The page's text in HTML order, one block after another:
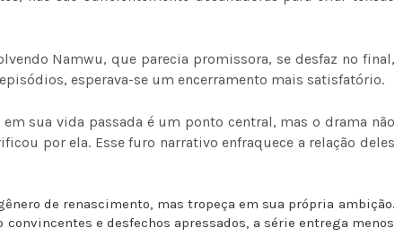
Namwu, que parecia promissora, se desfaz no final,
esperava-se um encerramento mais satisfatório.
sua vida passada é um ponto central, mas o drama não
por ela. Esse furo narrativo enfraquece a relação deles
de renascimento, mas tropeça em sua própria ambição.
e desfechos apressados, a série entrega menos